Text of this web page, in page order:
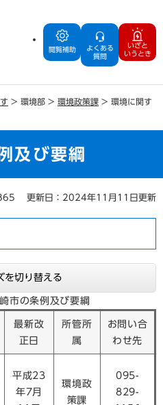
閲覧補助
よくある
質問
いざと
いうとき
> 環境部 > 環境政策課 > 環境に関す
及び要綱
更新日：2024年11月11日更新
を切り替える
市の条例及び要綱
最新改
正日
所管所
属
お問い合
わせ先
平成23
年7月
環境政
策課
095-
829-